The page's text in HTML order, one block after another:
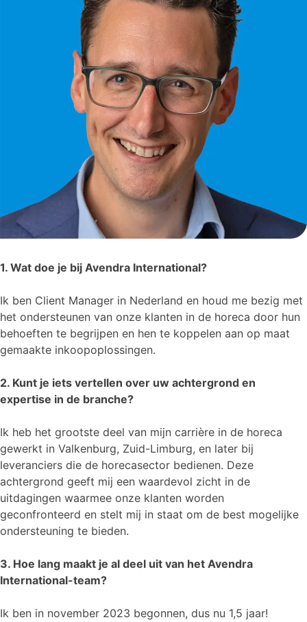
1. Wat doe je bij Avendra International?
Ik ben Client Manager in Nederland en houd me bezig met
het ondersteunen van onze klanten in de horeca door hun
behoeften te begrijpen en hen te koppelen aan op maat
gemaakte inkoopoplossingen.
2. Kunt je iets vertellen over uw achtergrond en
expertise in de branche?
Ik heb het grootste deel van mijn carrière in de horeca
gewerkt in Valkenburg, Zuid-Limburg, en later bij
leveranciers die de horecasector bedienen. Deze
achtergrond geeft mij een waardevol zicht in de
uitdagingen waarmee onze klanten worden
geconfronteerd en stelt mij in staat om de best mogelijke
ondersteuning te bieden.
3. Hoe lang maakt je al deel uit van het Avendra
International-team?
Ik ben in november 2023 begonnen, dus nu 1,5 jaar!